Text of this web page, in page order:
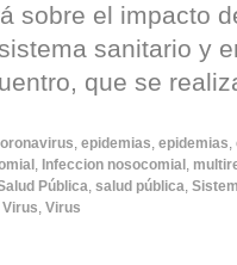
sobre el impacto
sanitario y
que se
, epidemias, epidemias,
, Infeccion nosocomial ,
Pública, salud pública,
Virus, Virus